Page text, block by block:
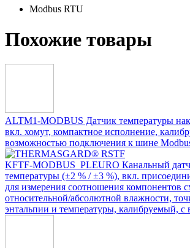
Modbus RTU
Похожие товары
ALTM1-MODBUS Датчик температуры
вкл. хомут, компактное исполнение,
возможностью подключения к шине
KFTF-MODBUS_PLEURO Канальный
температуры (±2 % / ±3 %), вкл.
для измерения соотношения компонентов
относительной/абсолютной влажности,
энтальпии и температуры, калибруемый, с